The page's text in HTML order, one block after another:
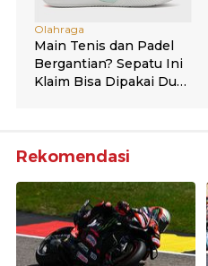
Rekomendasi